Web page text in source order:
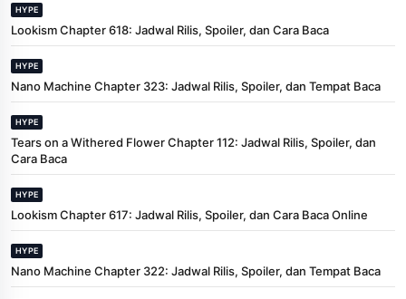
HYPE
Lookism Chapter 618: Jadwal Rilis, Spoiler, dan Cara Baca
HYPE
Nano Machine Chapter 323: Jadwal Rilis, Spoiler, dan Tempat Baca
HYPE
Tears on a Withered Flower Chapter 112: Jadwal Rilis, Spoiler, dan
Cara Baca
HYPE
Lookism Chapter 617: Jadwal Rilis, Spoiler, dan Cara Baca Online
HYPE
Nano Machine Chapter 322: Jadwal Rilis, Spoiler, dan Tempat Baca